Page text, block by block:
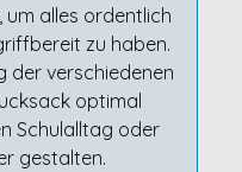
um alles ordentlich
zu haben.
der verschiedenen
optimal
Schulalltag oder
gestalten.